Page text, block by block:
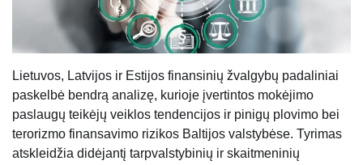
Lietuvos, Latvijos ir Estijos finansinių žvalgybų padaliniai
paskelbė bendrą analizę, kurioje įvertintos mokėjimo
paslaugų teikėjų veiklos tendencijos ir pinigų plovimo bei
terorizmo finansavimo rizikos Baltijos valstybėse. Tyrimas
atskleidžia didėjantį tarpvalstybinių ir skaitmeninių